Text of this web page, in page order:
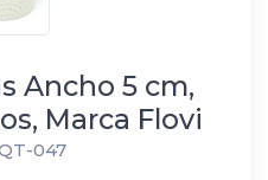
Ancho 5 cm,
Marca Flovi
047